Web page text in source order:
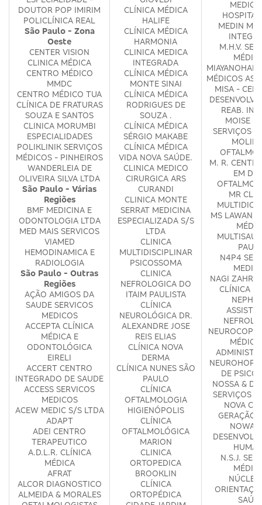
DOUTOR POP IMIRIM
POLICLÍNICA REAL
São Paulo - Zona
Oeste
CENTER VISION
CLINICA MÉDICA
CENTRO MÉDICO
MMDC
CENTRO MÉDICO TUA
CLÍNICA DE FRATURAS
SOUZA E SANTOS
CLINICA MORUMBI
ESPECIALIDADES
POLIKLINIK SERVIÇOS
MÉDICOS - PINHEIROS
WANDERLEIA DE
OLIVEIRA SILVA LTDA
São Paulo - Várias
Regiões
BMF MEDICINA E
ODONTOLOGIA LTDA
MED MAIS SERVICOS
VIAMED
HEMODINAMICA E
RADIOLOGIA
São Paulo - Outras
Regiões
AÇÃO AMIGOS DA
SAUDE SERVICOS
MEDICOS
ACCEPTA CLÍNICA
MÉDICA E
ODONTOLÓGICA
EIRELI
ACCERT CENTRO
INTEGRADO DE SAUDE
ACCESS SERVICOS
MEDICOS
ACEW MEDIC S/S LTDA
ADAPT
ADEI CENTRO
TERAPEUTICO
A.D.L.R. CLÍNICA
MÉDICA
AFRAT
ALCOR DIAGNOSTICO
ALMEIDA & MORALES
CLÍNICA MÉDICA
HALIFE
CLÍNICA MÉDICA
HARMONIA
CLINICA MEDICA
INTEGRADA
CLÍNICA MÉDICA
MONTE SINAI
CLÍNICA MÉDICA
RODRIGUES DE
SOUZA .
CLÍNICA MÉDICA
SÉRGIO MAKABE
CLÍNICA MÉDICA
VIDA NOVA SAÚDE.
CLINICA MEDICO
CIRURGICA ARS
CURANDI
CLINICA MONTE
SERRAT MEDICINA
ESPECIALIZADA S/S
LTDA
CLINICA
MULTIDISCIPLINAR
PSICOSSOMA
CLINICA
NEFROLOGICA DO
ITAIM PAULISTA
CLÍNICA
NEUROLÓGICA DR.
ALEXANDRE JOSE
REIS ELIAS
CLÍNICA NOVA
DERMA
CLÍNICA NUNES SÃO
PAULO
CLÍNICA
OFTALMOLOGIA
HIGIENÓPOLIS
CLÍNICA
OFTALMOLÓGICA
MARION
CLINICA
ORTOPEDICA
BROOKLIN
CLÍNICA
ORTOPÉDICA
MEDIN
M.H.V.
MÉDICOS
MISA -
REAB.
MOISE
SERVIÇOS
M. R.
EM
MR
MS LAWAND
N4P4
NAGI ZAHR
CLÍNICA
NEUROCOP
DE
NOSSA &
SERVIÇOS
NOVA
GERAÇÃO
NOWA
N.S.J.